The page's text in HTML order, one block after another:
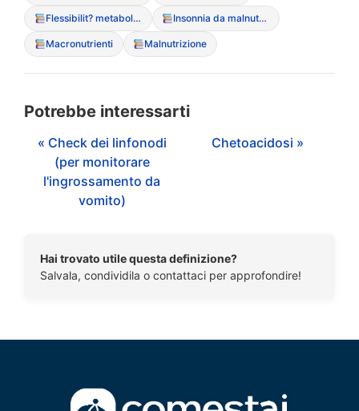
Flessibilit? metabolica Insonnia da malnutrizione
Macronutrienti Malnutrizione
Potrebbe interessarti
« Check dei linfonodi
(per monitorare
l'ingrossamento da
vomito)
Chetoacidosi »
Hai trovato utile questa definizione?
Salvala, condividila o contattaci per approfondire!